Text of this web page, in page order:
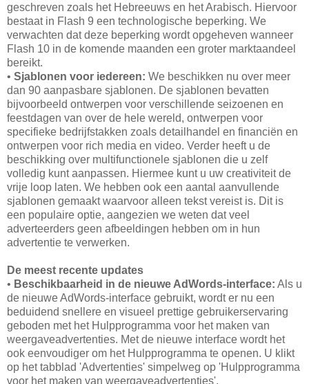
geschreven zoals het Hebreeuws en het Arabisch. Hiervoor
bestaat in Flash 9 een technologische beperking. We
verwachten dat deze beperking wordt opgeheven wanneer
Flash 10 in de komende maanden een groter marktaandeel
bereikt.
• Sjablonen voor iedereen: We beschikken nu over meer
dan 90 aanpasbare sjablonen. De sjablonen bevatten
bijvoorbeeld ontwerpen voor verschillende seizoenen en
feestdagen van over de hele wereld, ontwerpen voor
specifieke bedrijfstakken zoals detailhandel en financiën en
ontwerpen voor rich media en video. Verder heeft u de
beschikking over multifunctionele sjablonen die u zelf
volledig kunt aanpassen. Hiermee kunt u uw creativiteit de
vrije loop laten. We hebben ook een aantal aanvullende
sjablonen gemaakt waarvoor alleen tekst vereist is. Dit is
een populaire optie, aangezien we weten dat veel
adverteerders geen afbeeldingen hebben om in hun
advertentie te verwerken.
De meest recente updates
• Beschikbaarheid in de nieuwe AdWords-interface: Als u
de nieuwe AdWords-interface gebruikt, wordt er nu een
beduidend snellere en visueel prettige gebruikerservaring
geboden met het Hulpprogramma voor het maken van
weergaveadvertenties. Met de nieuwe interface wordt het
ook eenvoudiger om het Hulpprogramma te openen. U klikt
op het tabblad 'Advertenties' simpelweg op 'Hulpprogramma
voor het maken van weergaveadvertenties'.